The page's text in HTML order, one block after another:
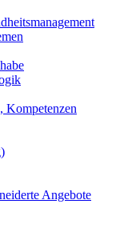
Kompetenzen
Angebote